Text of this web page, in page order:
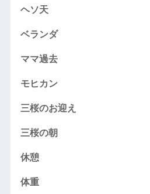
ヘソ天
ベランダ
ママ過去
モヒカン
三桜のお迎え
三桜の朝
休憩
体重